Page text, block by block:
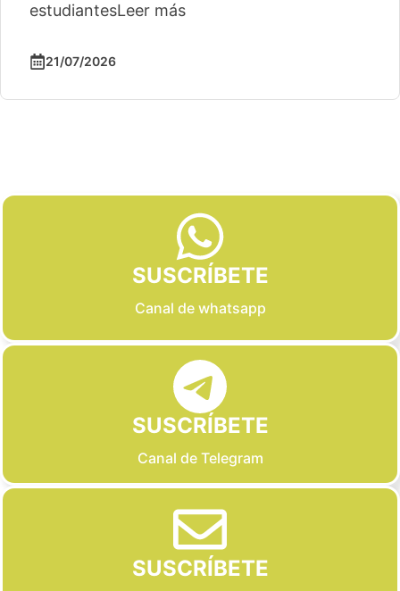
estudiantesLeer más
21/07/2026
SUSCRÍBETE
Canal de whatsapp
SUSCRÍBETE
Canal de Telegram
SUSCRÍBETE